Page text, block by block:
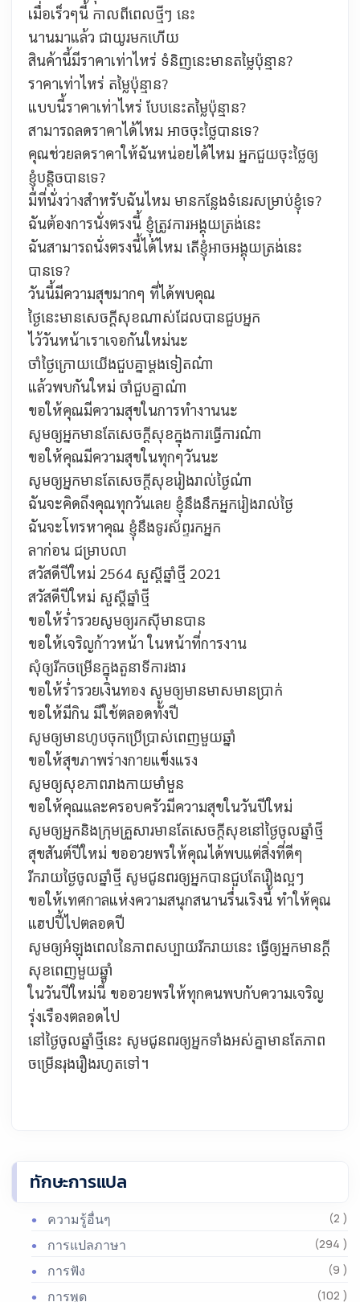
เมื่อเร็วๆนี้ កាលពីពេលថ្មីៗ នេះ
นานมาแล้ว ជាយូរមកហើយ
สินค้านี้มีราคาเท่าไหร่ ទំនិញនេះមានតម្លៃប៉ុន្មាន?
ราคาเท่าไหร่ តម្លៃប៉ុន្មាន?
แบบนี้ราคาเท่าไหร่ បែបនេះតម្លៃប៉ុន្មាន?
สามารถลดราคาได้ไหม អាចចុះថ្លៃបានទេ?
คุณช่วยลดราคาให้ฉันหน่อยได้ไหม អ្នកជួយចុះថ្លៃឲ្យ
ខ្ញុំបន្ដិចបានទេ?
มีที่นั่งว่างสำหรับฉันไหม មានកន្លែងទំនេរសម្រាប់ខ្ញុំទេ?
ฉันต้องการนั่งตรงนี้ ខ្ញុំត្រូវការអង្គុយត្រង់នេះ
ฉันสามารถนั่งตรงนี้ได้ไหม តើខ្ញុំអាចអង្គុយត្រង់នេះ
បានទេ?
วันนี้มีความสุขมากๆ ที่ได้พบคุณ
ថ្ងៃនេះមានសេចក្ដីសុខណាស់ដែលបានជួបអ្នក
ไว้วันหน้าเราเจอกันใหม่นะ
ចាំថ្ងៃក្រោយយើងជួបគ្នាម្ដងទៀតណ៎ា
แล้วพบกันใหม่ ចាំជួបគ្នាណ៎ា
ขอให้คุณมีความสุขในการทำงานนะ
សូមឲ្យអ្នកមានតែសេចក្ដីសុខក្នុងការធ្វើការណ៎ា
ขอให้คุณมีความสุขในทุกๆวันนะ
សូមឲ្យអ្នកមានតែសេចក្ដីសុខរៀងរាល់ថ្ងៃណ៎ា
ฉันจะคิดถึงคุณทุกวันเลย ខ្ញុំនឹងនឹកអ្នករៀងរាល់ថ្ងៃ
ฉันจะโทรหาคุณ ខ្ញុំនឹងទូរស័ព្ទរកអ្នក
ลาก่อน ជម្រាបលា
สวัสดีปีใหม่ 2564 សួស្ដីឆ្នាំថ្មី 2021
สวัสดีปีใหม่ សួស្ដីឆ្នាំថ្មី
ขอให้ร่ำรวยសូមឲ្យរកស៊ីមានបាន
ขอให้เจริญก้าวหน้า ในหน้าที่การงาน
សុំឲ្យរីកចម្រើនក្នុងតួនាទីការងារ
ขอให้ร่ำรวยเงินทอง សូមឲ្យមានមាសមានប្រាក់
ขอให้มีกิน มีใช้ตลอดทั้งปี
សូមឲ្យមានហូបចុកប្រើប្រាស់ពេញមួយឆ្នាំ
ขอให้สุขภาพร่างกายแข็งแรง
សូមឲ្យសុខភាពរាងកាយមាំមួន
ขอให้คุณและครอบครัวมีความสุขในวันปีใหม่
សូមឲ្យអ្នកនិងក្រុមគ្រួសារមានតែសេចក្ដីសុខនៅថ្ងៃចូលឆ្នាំថ្មី
สุขสันต์ปีใหม่ ขออวยพรให้คุณได้พบแต่สิ่งที่ดีๆ
រីករាយថ្ងៃចូលឆ្នាំថ្មី សូមជូនពរឲ្យអ្នកបានជួបតែរឿងល្អៗ
ขอให้เทศกาลแห่งความสนุกสนานรื่นเริงนี้ ทำให้คุณ
แฮปปี้ไปตลอดปี
សូមឲ្យអំឡុងពេលនៃភាពសប្បាយរីករាយនេះ ធ្វើឲ្យអ្នកមានក្ដី
សុខពេញមួយឆ្នាំ
ในวันปีใหม่นี้ ขออวยพรให้ทุกคนพบกับความเจริญ
รุ่งเรืองตลอดไป
នៅថ្ងៃចូលឆ្នាំថ្មីនេះ សូមជូនពរឲ្យអ្នកទាំងអស់គ្នាមានតែភាព
ចម្រើនរុងរឿងរហូតទៅ។
ทักษะการแปล
ความรู้อื่นๆ (2 )
การแปลภาษา (294 )
การฟัง (9 )
การพูด (102 )